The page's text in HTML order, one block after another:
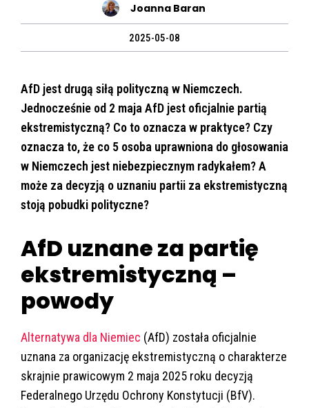
Joanna Baran
2025-05-08
AfD jest drugą siłą polityczną w Niemczech.
Jednocześnie od 2 maja AfD jest oficjalnie partią
ekstremistyczną? Co to oznacza w praktyce? Czy
oznacza to, że co 5 osoba uprawniona do głosowania
w Niemczech jest niebezpiecznym radykałem? A
może za decyzją o uznaniu partii za ekstremistyczną
stoją pobudki polityczne?
AfD uznane za partię
ekstremistyczną –
powody
Alternatywa dla Niemiec (AfD) została oficjalnie
uznana za organizację ekstremistyczną o charakterze
skrajnie prawicowym 2 maja 2025 roku decyzją
Federalnego Urzędu Ochrony Konstytucji (BfV).